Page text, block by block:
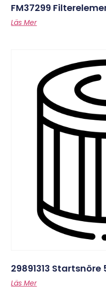
FM37299
Läs Mer
29891313 Startsnöre
Läs Mer